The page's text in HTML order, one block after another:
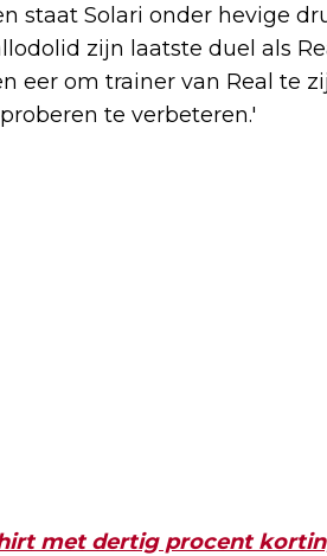
staat Solari onder hevige
zijn laatste duel als
eer om trainer van Real te
te verbeteren.'
met dertig procent